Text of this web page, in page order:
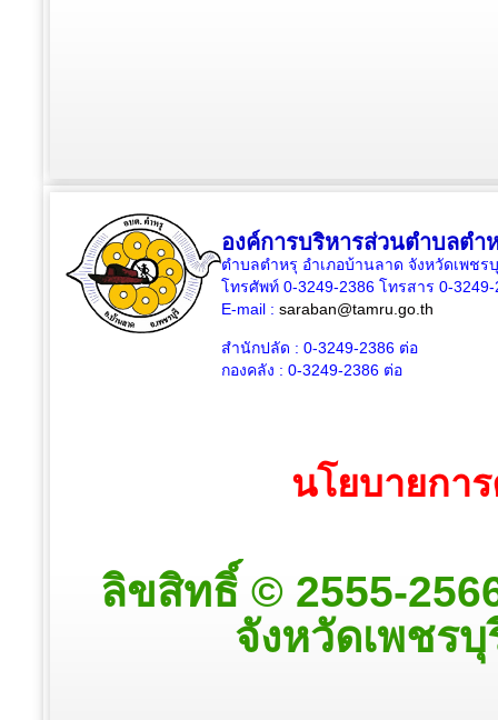
องค์การบริหารส่วนตำบลตำ
ตำบลตำหรุ อำเภอบ้านลาด จังหวัดเพชร
โทรศัพท์ 0-3249-2386 โทรสาร 0-3249-
E-mail : saraban@tamru.go.th
สำนักปลัด : 0-3249-2386 ต่อ
กองคลัง : 0-3249-2386 ต่อ
นโยบายกา
ลิขสิทธิ์ © 2555-
จังหวัดเพชร